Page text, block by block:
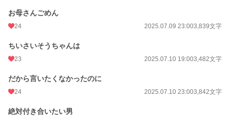
お母さんごめん
24 2025.07.09 23:003,839文字
ちいさいそうちゃんは
23 2025.07.10 19:003,482文字
だから言いたくなかったのに
24 2025.07.10 23:003,842文字
絶対付き合いたい男